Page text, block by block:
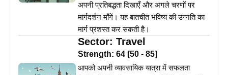
अपनी प्रतिबद्धता दिखाएँ और अगले चरणों पर
मार्गदर्शन माँगें। यह बातचीत भविष्य की उन्नति का
मार्ग प्रशस्त कर सकती है।
Sector: Travel
Strength: 64 [50 - 85]
आपको अपनी व्यावसायिक यात्रा में सफलता